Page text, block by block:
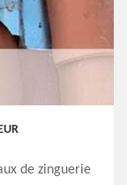
de zinguerie